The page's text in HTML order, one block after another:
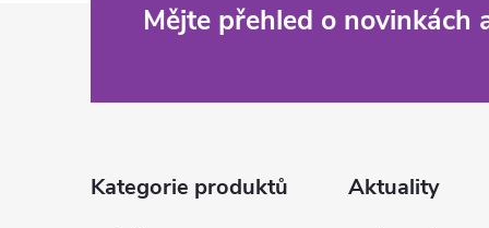
Mějte přehled o novinkách
Kategorie produktů Aktuality